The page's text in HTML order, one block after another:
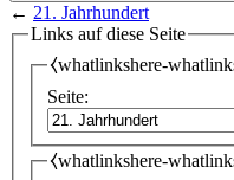
← 21. Jahrhundert
Links auf diese Seite
⧼whatlinkshere-
Seite:
⧼whatlinkshere-